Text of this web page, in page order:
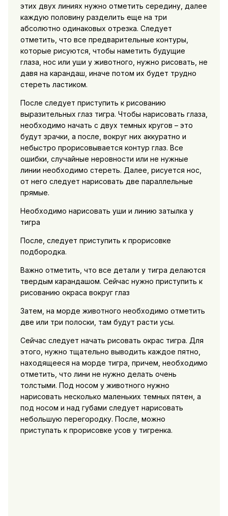
этих двух линиях нужно отметить середину, далее
каждую половину разделить еще на три
абсолютно одинаковых отрезка. Следует
отметить, что все предварительные контуры,
которые рисуются, чтобы наметить будущие
глаза, нос или уши у животного, нужно рисовать, не
давя на карандаш, иначе потом их будет трудно
стереть ластиком.
После следует приступить к рисованию
выразительных глаз тигра. Чтобы нарисовать глаза,
необходимо начать с двух темных кругов – это
будут зрачки, а после, вокруг них аккуратно и
небыстро прорисовывается контур глаз. Все
ошибки, случайные неровности или не нужные
линии необходимо стереть. Далее, рисуется нос,
от него следует нарисовать две параллельные
прямые.
Необходимо нарисовать уши и линию затылка у
тигра
После, следует приступить к прорисовке
подбородка.
Важно отметить, что все детали у тигра делаются
твердым карандашом. Сейчас нужно приступить к
рисованию окраса вокруг глаз
Затем, на морде животного необходимо отметить
две или три полоски, там будут расти усы.
Сейчас следует начать рисовать окрас тигра. Для
этого, нужно тщательно выводить каждое пятно,
находящееся на морде тигра, причем, необходимо
отметить, что лини не нужно делать очень
толстыми. Под носом у животного нужно
нарисовать несколько маленьких темных пятен, а
под носом и над губами следует нарисовать
небольшую перегородку. После, можно
приступать к прорисовке усов у тигренка.